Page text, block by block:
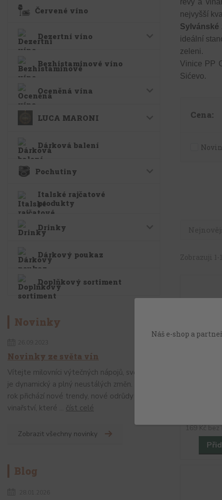
Červené víno
Dezertní víno
Bezhistaminové víno
Oceněná vína
LUCA MARONI
Dárková balení
Pochutiny
Italské rajčatové
produkty
Drinky
Dárkový poukaz
Doplňkový sortiment
Novinky
Novinky ze světa vín
Vítejte milovníci výtečných nápojů, svět vín
je dynamický a plný neustálých změn. Každý
rok přichází nové trendy, nové odrůdy a nové
vinařství, které ... číst celé
Zobrazit všechny novinky
Blog
révy a
nejvyšší
Sylvánské
ideální
zeleni.
Vinice PP
Sićevo.
Cena:
169 Kčbez
Náš e-shop a